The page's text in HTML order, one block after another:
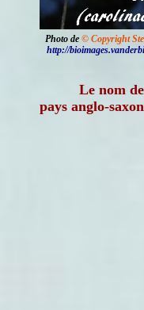
Photo de © Copyright
http://
Le nom
pays anglo-